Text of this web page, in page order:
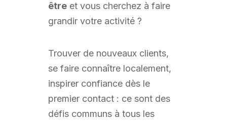
êtreet vous cherchez à faire
grandir votre activité ?
Trouver de nouveaux clients,
se faire connaître localement,
inspirer confiance dès le
premier contact : ce sont des
défis communs à tous les